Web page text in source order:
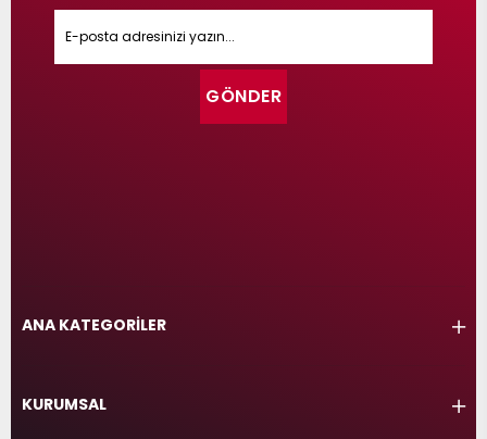
GÖNDER
ANA KATEGORİLER
KURUMSAL